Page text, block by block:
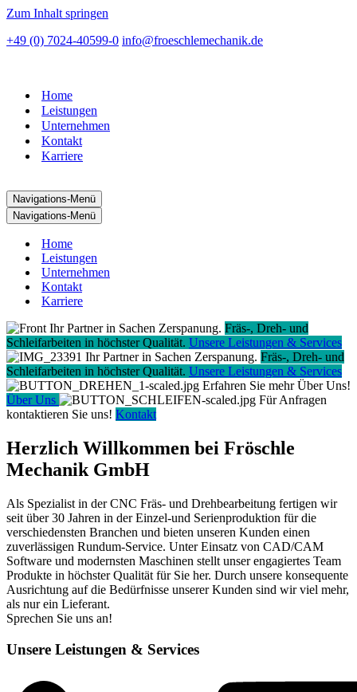
Zum Inhalt springen
+49 (0) 7024-40599-0 info@froeschlemechanik.de
Home
Leistungen
Unternehmen
Kontakt
Karriere
Navigations-Menü
Navigations-Menü
Home
Leistungen
Unternehmen
Kontakt
Karriere
Ihr Partner in Sachen Zerspanung. Fräs-, Dreh- und
Schleifarbeiten in höchster Qualität. Unsere Leistungen & Services
Ihr Partner in Sachen Zerspanung. Fräs-, Dreh- und
Schleifarbeiten in höchster Qualität. Unsere Leistungen & Services
Erfahren Sie mehr Über Uns!
Über Uns
Für Anfragen
kontaktieren Sie uns! Kontakt
Herzlich Willkommen bei Fröschle
Mechanik GmbH
Als Spezialist in der CNC Fräs- und Drehbearbeitung fertigen wir
seit über 30 Jahren in der Einzel-und Serienproduktion für die
verschiedensten Branchen und bieten unseren Kunden einen
zuverlässigen Rundum-Service. Unter Einsatz von CAD/CAM
Software und modernsten Maschinen stellt unser engagiertes Team
Produkte in höchster Qualität für Sie her. Durch unsere konsequente
Ausrichtung auf die Bedürfnisse unserer Kunden sind wir viel mehr,
als nur ein Lieferant.
Sprechen Sie uns an!
Unsere Leistungen & Services